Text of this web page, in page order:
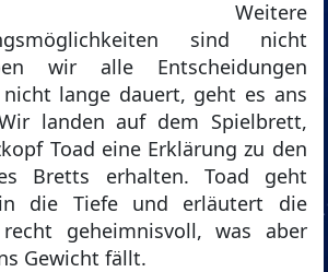
Weitere
sind nicht
wir alle Entscheidungen
lange dauert, geht es ans
landen auf dem Spielbrett,
Toad eine Erklärung zu den
Bretts erhalten. Toad geht
die Tiefe und erläutert die
recht geheimnisvoll, was aber
Gewicht fällt.